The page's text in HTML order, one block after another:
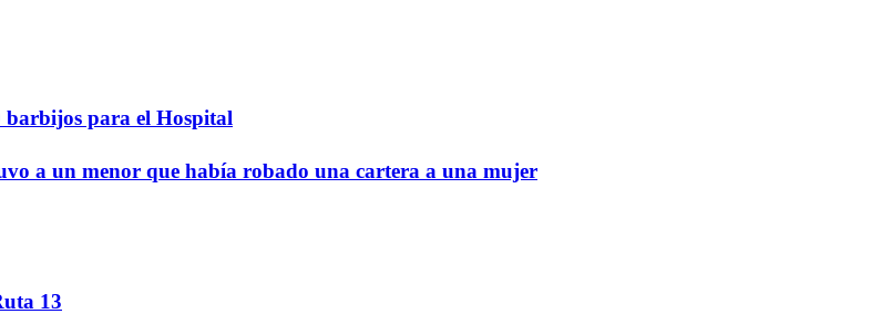
a un menor que había robado una cartera a una mujer
13
para el Hospital